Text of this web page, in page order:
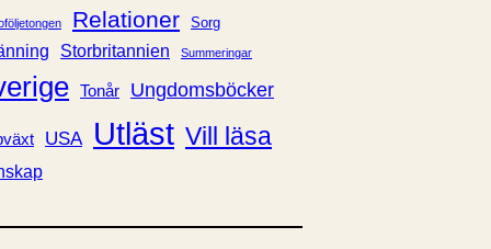
Relationer Sorg
Storbritannien Summeringar
Tonår Ungdomsböcker
USA Utläst Vill läsa